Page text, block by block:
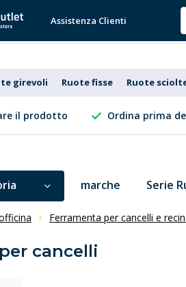
Assistenza Clienti
girevoli Ruote fisse Ruote
il prodotto Ordina prima
marche Serie
Ferramenta per cancelli e
cancelli